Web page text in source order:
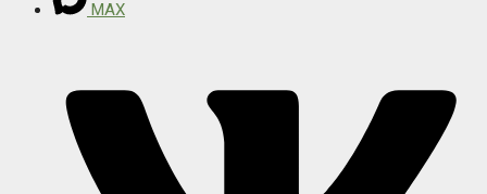
MAX